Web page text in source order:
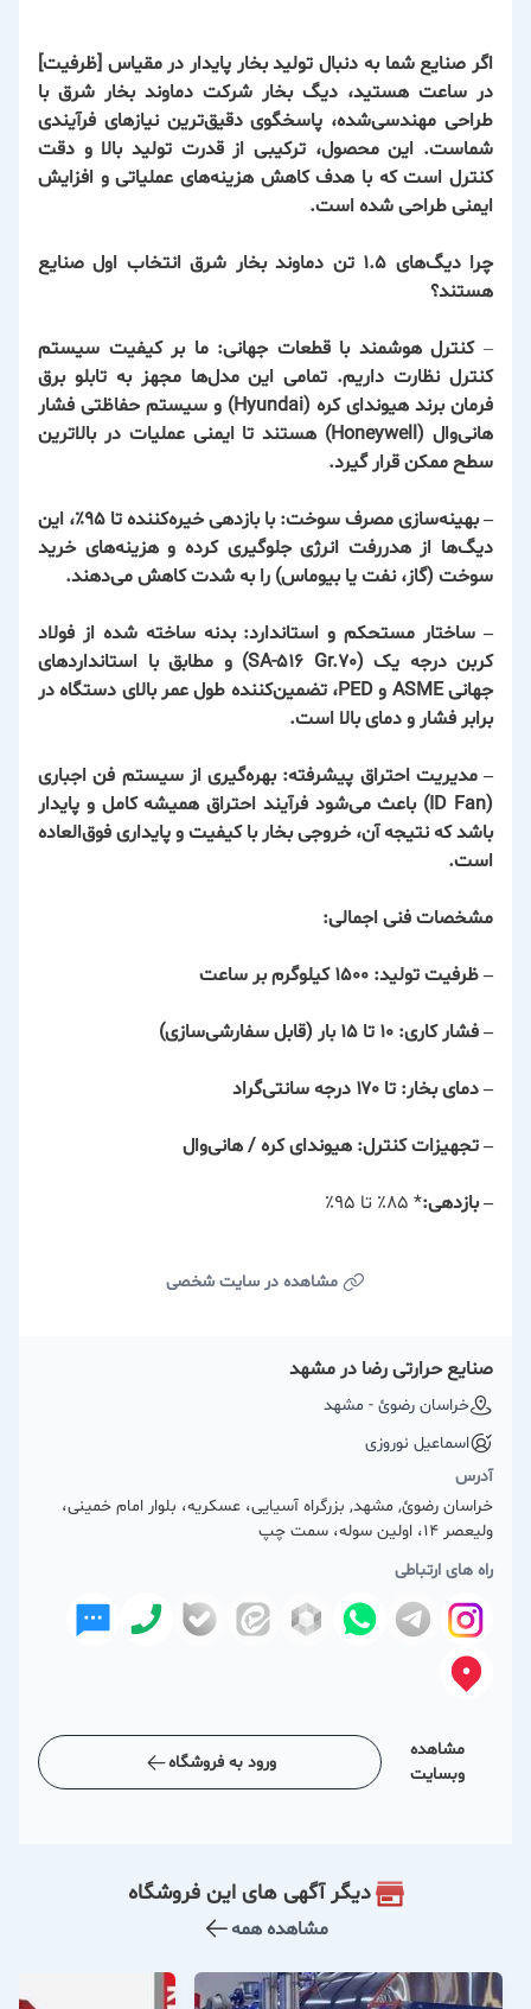
اگر صنایع شما به دنبال تولید بخار پایدار در مقیاس [ظرفیت]
در ساعت هستید، دیگ بخار شرکت دماوند بخار شرق با
طراحی مهندسی‌شده، پاسخگوی دقیق‌ترین نیازهای فرآیندی
شماست. این محصول، ترکیبی از قدرت تولید بالا و دقت
کنترل است که با هدف کاهش هزینه‌های عملیاتی و افزایش
ایمنی طراحی شده است.
چرا دیگ‌های 1.5 تن دماوند بخار شرق انتخاب اول صنایع
هستند؟
–کنترل هوشمند با قطعات جهانی: ما بر کیفیت سیستم
کنترل نظارت داریم. تمامی این مدل‌ها مجهز به تابلو برق
فرمان برند هیوندای کره (Hyundai)
و سیستم حفاظتی فشار
هانی‌وال (Honeywell)
هستند تا ایمنی عملیات در بالاترین
سطح ممکن قرار گیرد.
–بهینه‌سازی مصرف سوخت:
با بازدهی خیره‌کننده تا ۹۵٪، این
دیگ‌ها از هدررفت انرژی جلوگیری کرده و هزینه‌های خرید
سوخت (گاز، نفت یا بیوماس) را به شدت کاهش می‌دهند.
– ساختار مستحکم و استاندارد: بدنه ساخته شده از فولاد
کربن درجه یک (SA-516 Gr.70) و مطابق با استانداردهای
جهانی ASME و PED، تضمین‌کننده طول عمر بالای دستگاه در
برابر فشار و دمای بالا است.
–مدیریت احتراق پیشرفته: بهره‌گیری از سیستم فن اجباری
(ID Fan) باعث می‌شود فرآیند احتراق همیشه کامل و پایدار
باشد که نتیجه آن، خروجی بخار با کیفیت و پایداری فوق‌العاده
است.
مشخصات فنی اجمالی:
–ظرفیت تولید:
–فشار کاری:
–دمای بخار: تا ۱۷۰ درجه سانتی‌گراد
–تجهیزات کنترل: هیوندای کره / هانی‌وال
–بازدهی:* ۸۵٪ تا ۹۵٪
مشاهده در سایت شخصی
صنایع حرارتی رضا در مشهد
خراسان رضوئ - مشهد
اسماعیل نوروزی
آدرس
خراسان رضوئ, مشهد, بزرگراه آسیایی، عسکریه، بلوار امام خمینی،
ولیعصر 14، اولین سوله، سمت چپ
راه های ارتباطی
مشاهده
وبسایت
ورود به فروشگاه
دیگر آگهی های این فروشگاه
مشاهده همه